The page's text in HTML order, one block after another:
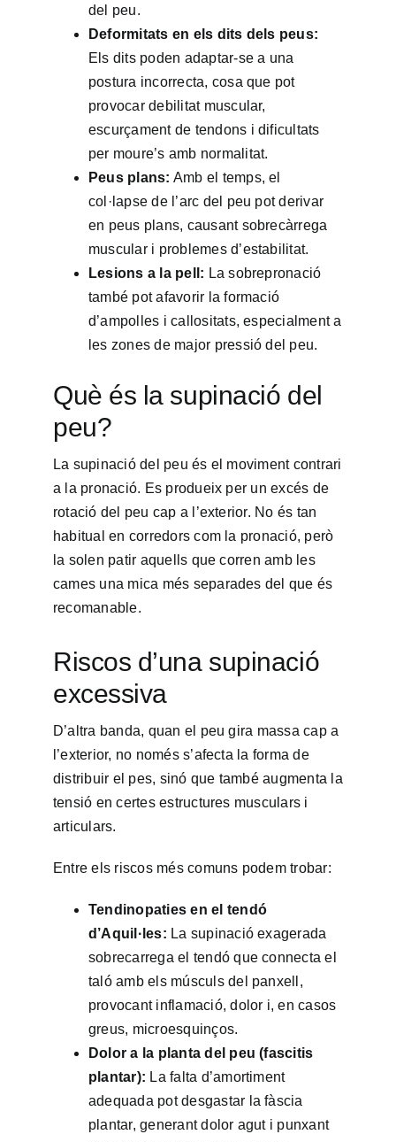
del peu.
Deformitats en els dits dels peus:
Els dits poden adaptar-se a una
postura incorrecta, cosa que pot
provocar debilitat muscular,
escurçament de tendons i dificultats
per moure’s amb normalitat.
Peus plans: Amb el temps, el
col·lapse de l’arc del peu pot derivar
en peus plans, causant sobrecàrrega
muscular i problemes d’estabilitat.
Lesions a la pell: La sobrepronació
també pot afavorir la formació
d’ampolles i callositats, especialment a
les zones de major pressió del peu.
Què és la supinació del
peu?
La supinació del peu és el moviment contrari
a la pronació. Es produeix per un excés de
rotació del peu cap a l’exterior. No és tan
habitual en corredors com la pronació, però
la solen patir aquells que corren amb les
cames una mica més separades del que és
recomanable.
Riscos d’una supinació
excessiva
D’altra banda, quan el peu gira massa cap a
l’exterior, no només s’afecta la forma de
distribuir el pes, sinó que també augmenta la
tensió en certes estructures musculars i
articulars.
Entre els riscos més comuns podem trobar:
Tendinopaties en el tendó
d’Aquil·les: La supinació exagerada
sobrecarrega el tendó que connecta el
taló amb els músculs del panxell,
provocant inflamació, dolor i, en casos
greus, microesquinços.
Dolor a la planta del peu (fascitis
plantar): La falta d’amortiment
adequada pot desgastar la fàscia
plantar, generant dolor agut i punxant